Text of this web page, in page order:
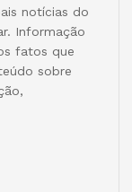
notícias do
Informação
fatos que
sobre